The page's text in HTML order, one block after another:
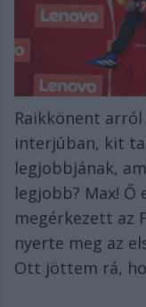
Raikkönent
interjúban, kit
legjobbjának,
legjobb? Max!
megérkezett az
nyerte meg az
Ott jöttem rá,